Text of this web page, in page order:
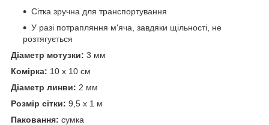
Сітка зручна для транспортування
У разі потрапляння м'яча, завдяки щільності, не
розтягується
Діаметр мотузки: 3 мм
Комірка: 10 х 10 см
Діаметр линви: 2 мм
Розмір сітки: 9,5 х 1 м
Паковання: сумка